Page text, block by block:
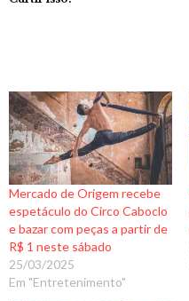
Mercado de Origem recebe
espetáculo do Circo Caboclo
e bazar com peças a partir de
R$ 1 neste sábado
25/03/2025
Em "Entretenimento"